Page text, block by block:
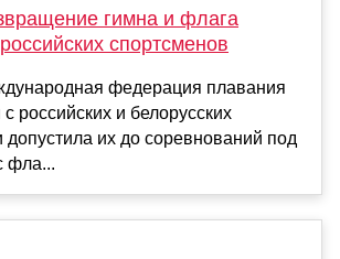
гимна и флага
спортсменов
федерация плавания
российских и белорусских
допустила их до соревнований под
фла...